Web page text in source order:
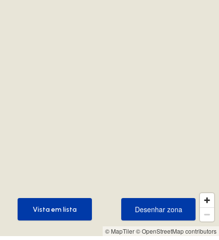
© MapTiler© OpenStreetMap contributors
Desenhar zona
Desenhar zona
Vista em lista
Vista em lista